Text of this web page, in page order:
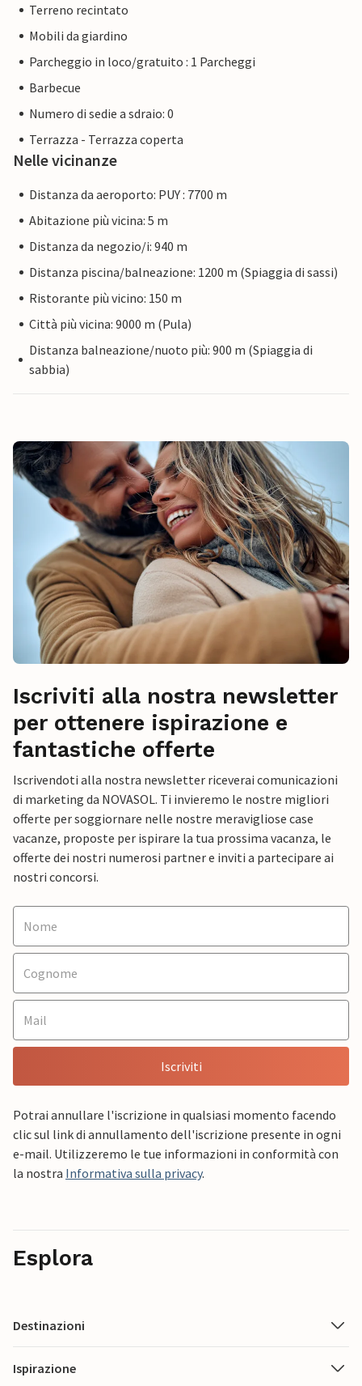
Terreno recintato
Mobili da giardino
Parcheggio in loco/gratuito : 1 Parcheggi
Barbecue
Numero di sedie a sdraio: 0
Terrazza - Terrazza coperta
Nelle vicinanze
Distanza da aeroporto: PUY : 7700 m
Abitazione più vicina: 5 m
Distanza da negozio/i: 940 m
Distanza piscina/balneazione: 1200 m (Spiaggia di sassi)
Ristorante più vicino: 150 m
Città più vicina: 9000 m (Pula)
Distanza balneazione/nuoto più: 900 m (Spiaggia di
sabbia)
Iscriviti alla nostra newsletter
per ottenere ispirazione e
fantastiche offerte
Iscrivendoti alla nostra newsletter riceverai comunicazioni
di marketing da NOVASOL. Ti invieremo le nostre migliori
offerte per soggiornare nelle nostre meravigliose case
vacanze, proposte per ispirare la tua prossima vacanza, le
offerte dei nostri numerosi partner e inviti a partecipare ai
nostri concorsi.
Iscriviti
Potrai annullare l'iscrizione in qualsiasi momento facendo
clic sul link di annullamento dell'iscrizione presente in ogni
e-mail. Utilizzeremo le tue informazioni in conformità con
la nostra Informativa sulla privacy.
Esplora
Destinazioni
Ispirazione